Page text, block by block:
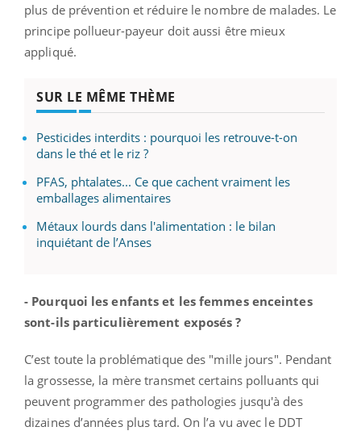
plus de prévention et réduire le nombre de malades. Le
principe pollueur-payeur doit aussi être mieux
appliqué.
SUR LE MÊME THÈME
Pesticides interdits : pourquoi les retrouve-t-on
dans le thé et le riz ?
PFAS, phtalates... Ce que cachent vraiment les
emballages alimentaires
Métaux lourds dans l'alimentation : le bilan
inquiétant de l’Anses
- Pourquoi les enfants et les femmes enceintes
sont-ils particulièrement exposés ?
C’est toute la problématique des "mille jours". Pendant
la grossesse, la mère transmet certains polluants qui
peuvent programmer des pathologies jusqu'à des
dizaines d’années plus tard. On l’a vu avec le DDT